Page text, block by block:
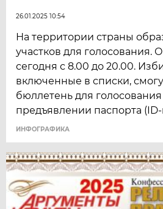
26.01.2025 10:54
На территории страны
участков для голосования.
сегодня с 8.00 до 20.00.
включенные в списки,
бюллетень для
предъявлении паспорта
ИНФОГРАФИКА